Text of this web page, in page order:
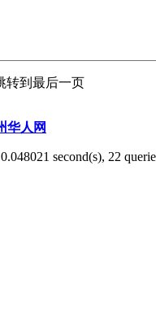
转到最后一页
华人网
second(s), 22